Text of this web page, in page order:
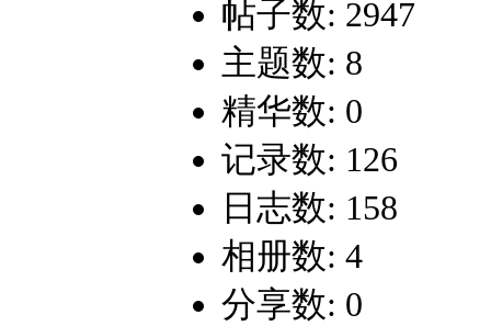
帖子数: 2947
主题数: 8
精华数: 0
记录数: 126
日志数: 158
相册数: 4
分享数: 0